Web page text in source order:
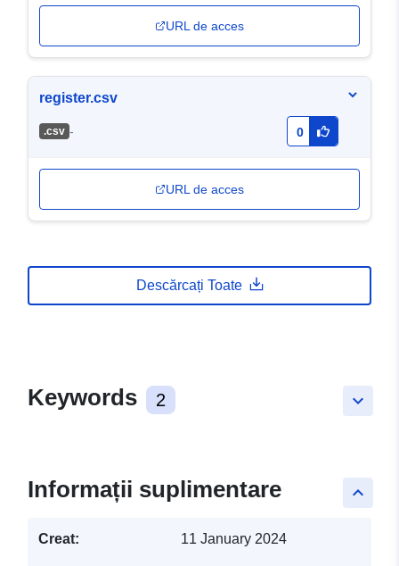
URL de acces
register.csv
.csv - 0
URL de acces
Descărcați Toate
keyboard_arrow_down
Keywords 2
keyboard_arrow_up
Informații suplimentare
Creat: 11 January 2024